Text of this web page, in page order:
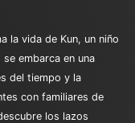
la vida de Kun, un niño
embarca en una
del tiempo y la
con familiares de
los lazos